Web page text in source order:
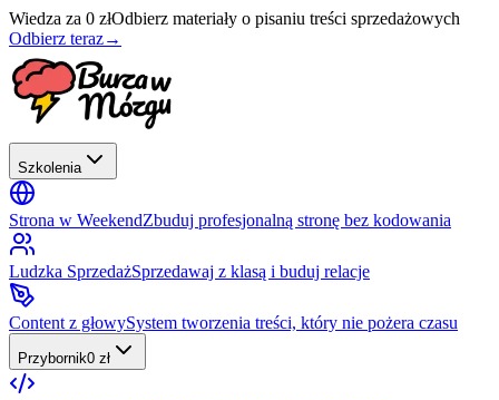
Wiedza za 0 złOdbierz materiały o pisaniu treści sprzedażowych
Odbierz teraz→
Szkolenia
Strona w WeekendZbuduj profesjonalną stronę bez kodowania
Ludzka SprzedażSprzedawaj z klasą i buduj relacje
Content z głowySystem tworzenia treści, który nie pożera czasu
Przybornik0 zł